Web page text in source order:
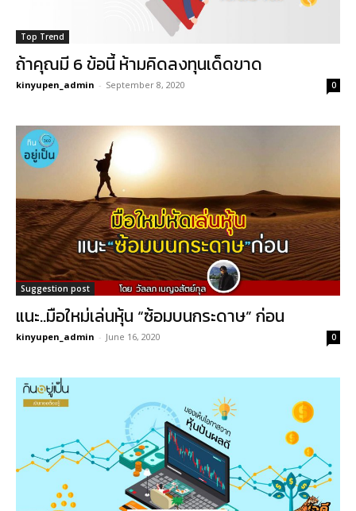
Top Trend
ถ้าคุณมี 6 ข้อนี้ ห้ามคิดลงทุนเด็ดขาด
kinyupen_admin - September 8, 2020 0
Suggestion post
แนะ..มือใหม่เล่นหุ้น “ซ้อมบนกระดาษ” ก่อน
kinyupen_admin - June 16, 2020 0